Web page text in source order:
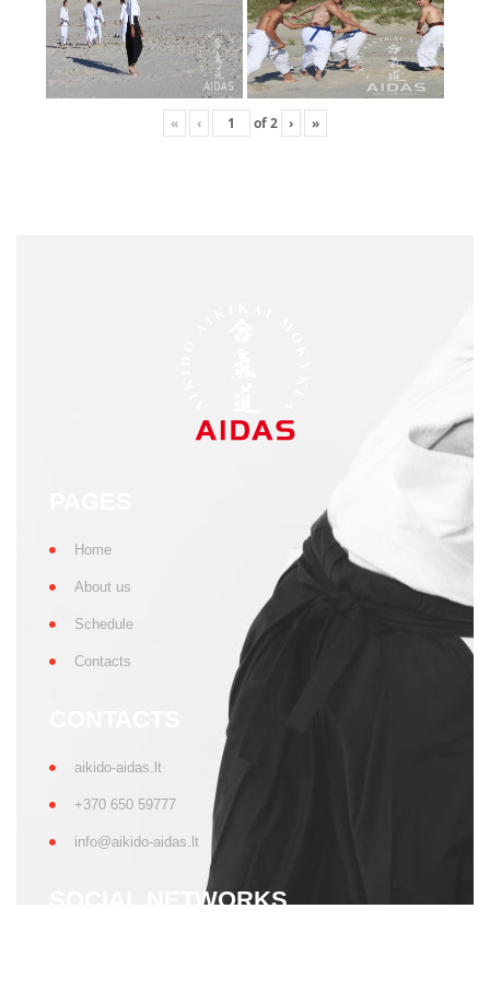
« ‹ of2 › »
Home
About us
Schedule
Contacts
aikido-aidas.lt
+370 650 59777
info@aikido-aidas.lt
SOCIAL NETWORKS